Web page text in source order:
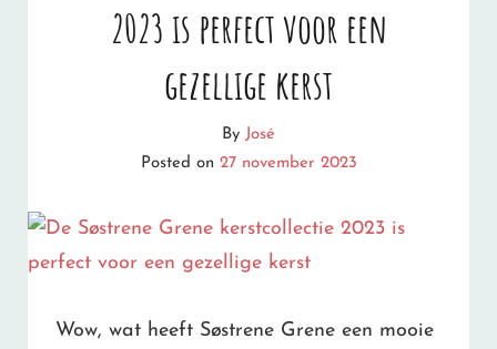
JE
MAGISCHE
HARRY
MULLED
WINE
2023 is perfect voor een
gezellige kerst
By José
Posted on 27 november 2023
Wow, wat heeft Søstrene Grene een mooie